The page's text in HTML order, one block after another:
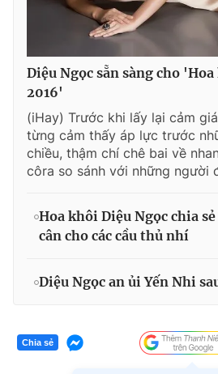
Diệu Ngọc sẵn sàng cho
2016'
(iHay) Trước khi lấy lại cảm
từng cảm thấy áp lực trước
chiều, thậm chí chê bai về
côra so sánh với những người
Hoa khôi Diệu Ngọc chia
cân cho các cầu thủ nhí
Diệu Ngọc an ủi Yến Nhi
Chia sẻ